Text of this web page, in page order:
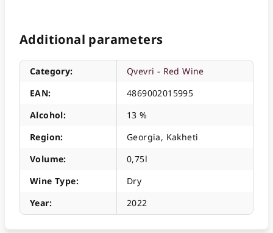
Additional parameters
Category:
Qvevri - Red Wine
EAN:
4869002015995
Alcohol:
13 %
Region:
Georgia, Kakheti
Volume:
0,75l
Wine Type:
Dry
Year: 2022